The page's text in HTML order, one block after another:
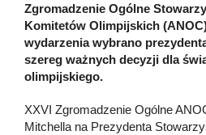
Zgromadzenie Ogólne
Komitetów Olimpijskich
wydarzenia wybrano
szereg ważnych decyzji dla
olimpijskiego.
XXVI Zgromadzenie Ogólne
Mitchella na Prezydenta